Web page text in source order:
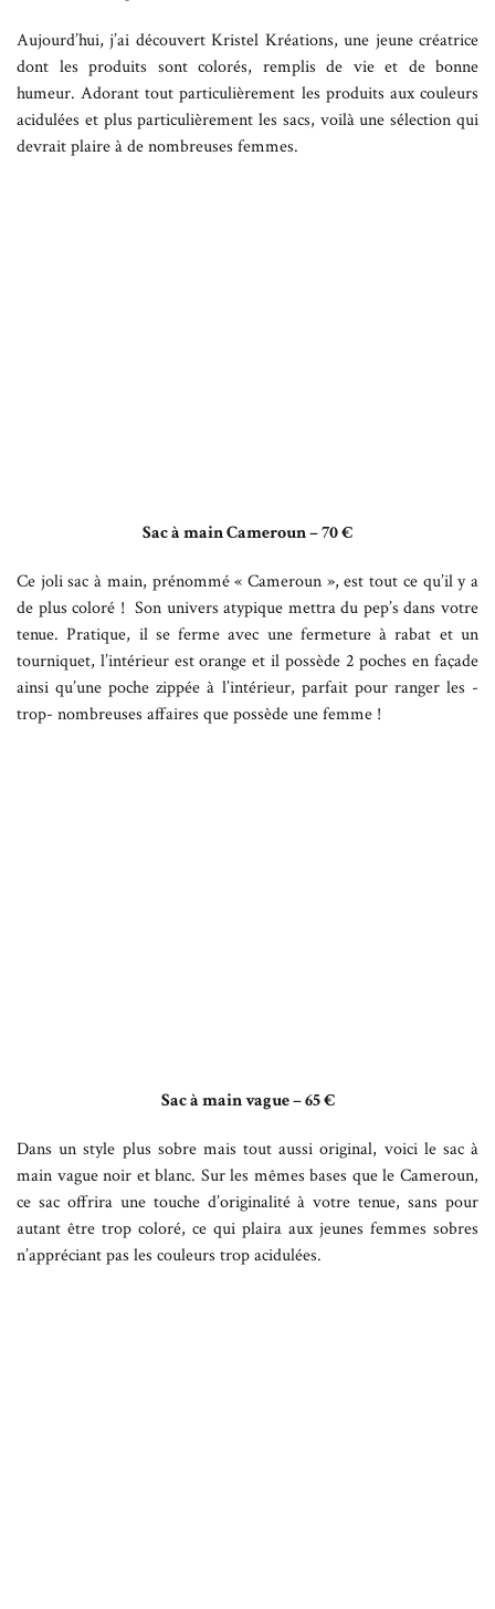
Aujourd’hui, j’ai découvert Kristel Kréations, une jeune créatrice
dont les produits sont colorés, remplis de vie et de bonne
humeur. Adorant tout particulièrement les produits aux couleurs
acidulées et plus particulièrement les sacs, voilà une sélection qui
devrait plaire à de nombreuses femmes.
Sac à main Cameroun – 70 €
Ce joli sac à main, prénommé « Cameroun », est tout ce qu’il y a
de plus coloré ! Son univers atypique mettra du pep’s dans votre
tenue. Pratique, il se ferme avec une fermeture à rabat et un
tourniquet, l’intérieur est orange et il possède 2 poches en façade
ainsi qu’une poche zippée à l’intérieur, parfait pour ranger les -
trop- nombreuses affaires que possède une femme !
Sac à main vague – 65 €
Dans un style plus sobre mais tout aussi original, voici le sac à
main vague noir et blanc. Sur les mêmes bases que le Cameroun,
ce sac offrira une touche d’originalité à votre tenue, sans pour
autant être trop coloré, ce qui plaira aux jeunes femmes sobres
n’appréciant pas les couleurs trop acidulées.